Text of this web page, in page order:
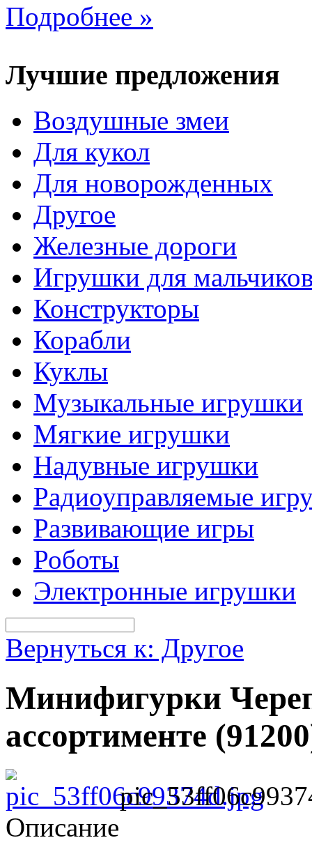
Подробнее »
Лучшие предложения
Воздушные змеи
Для кукол
Для новорожденных
Другое
Железные дороги
Игрушки для
Конструкторы
Корабли
Куклы
Музыкальные игрушки
Мягкие игрушки
Надувные игрушки
Радиоуправляемые
Развивающие игры
Роботы
Электронные игрушки
Вернуться к: Другое
Минифигурки
ассортименте
Описание